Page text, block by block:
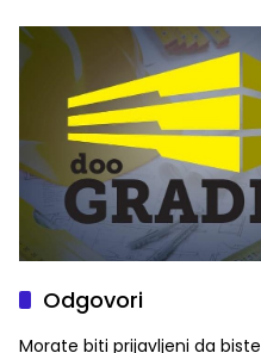
(FOTO)
Odgovori
Morate biti prijavljeni da